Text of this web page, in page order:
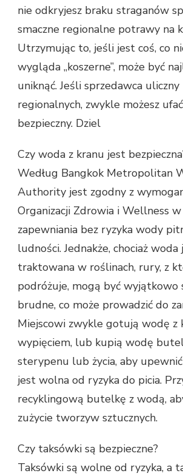
nie odkryjesz braku straganów
smaczne regionalne potrawy na
Utrzymując to, jeśli jest coś, co
wygląda „koszerne”, może być
uniknąć. Jeśli sprzedawca
regionalnych, zwykle możesz
bezpieczny. Dziel
Czy woda z kranu jest
Według Bangkok Metropolitan
Authority jest zgodny z
Organizacji Zdrowia i Wellness w
zapewniania bez ryzyka wody
ludności. Jednakże, chociaż woda
traktowana w roślinach, rury, z
podróżuje, mogą być wyjątkowo
brudne, co może prowadzić do
Miejscowi zwykle gotują wodę z
wypięciem, lub kupią wodę
sterypenu lub życia, aby
jest wolna od ryzyka do picia.
recyklingową butelkę z wodą,
zużycie tworzyw sztucznych.
Czy taksówki są bezpieczne?
Taksówki są wolne od ryzyka, a